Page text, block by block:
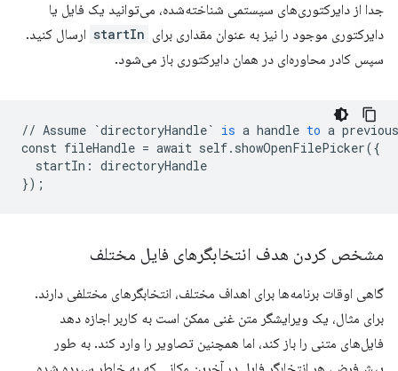
جدا از دایرکتوری‌های سیستمی شناخته‌شده، می‌توانید یک فایل یا
دایرکتوری موجود را نیز به عنوان مقداری برای startIn ارسال کنید.
سپس کادر محاوره‌ای در همان دایرکتوری باز می‌شود.
// Assume `directoryHandle` is a handle to a
const fileHandle = await self. showOpenFilePicker({
startIn : directoryHandle
});
مشخص کردن هدف انتخابگرهای فایل مختلف
گاهی اوقات برنامه‌ها برای اهداف مختلف، انتخابگرهای مختلفی دارند.
برای مثال، یک ویرایشگر متن غنی ممکن است به کاربر اجازه دهد
فایل‌های متنی را باز کند، اما همچنین تصاویر را وارد کند. به طور